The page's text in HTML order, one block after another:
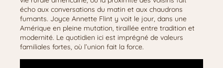
écho aux conversations du matin et aux chaudrons
fumants. Joyce Annette Flint y voit le jour, dans une
Amérique en pleine mutation, tiraillée entre tradition et
modernité. Le quotidien ici est imprégné de valeurs
familiales fortes, où l’union fait la force.